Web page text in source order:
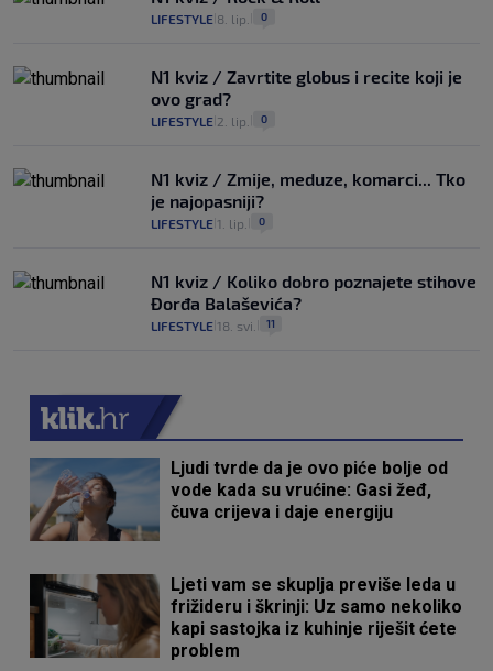
LIFESTYLE 8. lip. 0
N1 kviz / Zavrtite globus i recite koji je
ovo grad?
LIFESTYLE 2. lip. 0
N1 kviz / Zmije, meduze, komarci... Tko
je najopasniji?
LIFESTYLE 1. lip. 0
N1 kviz / Koliko dobro poznajete stihove
Đorđa Balaševića?
LIFESTYLE 18. svi. 11
Ljudi tvrde da je ovo piće bolje od
vode kada su vrućine: Gasi žeđ,
čuva crijeva i daje energiju
Ljeti vam se skuplja previše leda u
frižideru i škrinji: Uz samo nekoliko
kapi sastojka iz kuhinje riješit ćete
problem